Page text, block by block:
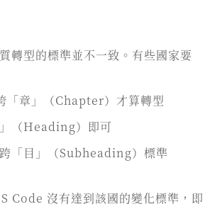
轉型的標準並不一致。有些國家要
「章」（Chapter）才算轉型
（Heading）即可
「目」（Subheading）標準
Code 沒有達到該國的變化標準，即